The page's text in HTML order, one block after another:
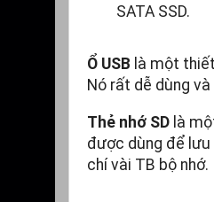
SATA SSD.
Ổ USB là một
Nó rất dễ dùng
Thẻ nhớ SD là
được dùng để lưu
chí vài TB bộ nhớ.